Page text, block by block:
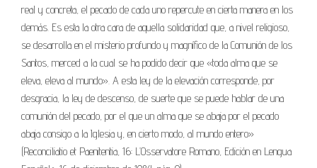
real y concreta, el pecado de cada uno repercute en cierta manera en los
demás. Es esta la otra cara de aquella solidaridad que, a nivel religioso,
se desarrolla en el misterio profundo y magnífico de la Comunión de los
Santos, merced a la cual se ha podido decir que «toda alma que se
eleva, eleva al mundo». A esta ley de la elevación corresponde, por
desgracia, la ley de descenso, de suerte que se puede hablar de una
comunión del pecado, por el que un alma que se abaja por el pecado
abaja consigo a la Iglesia y, en cierto modo, al mundo entero»
(Reconciliatio et Paenitentia, 16: L’Osservatore Romano, Edición en Lengua